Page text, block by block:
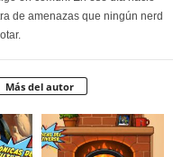
de amenazas que ningún nerd
Más del autor